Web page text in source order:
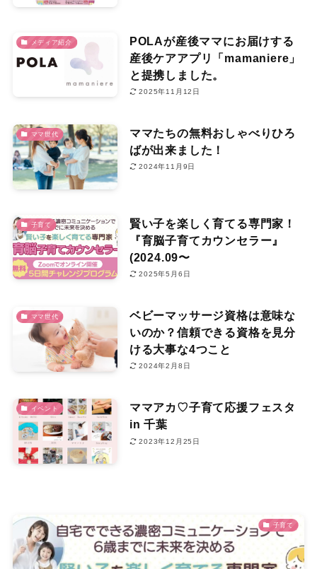
メディア紹介
POLAが産後ママにお届けする
産後ケアアプリ「mamaniere」
と提携しました。
2025年11月12日
ママ世代
ママたちの無料おしゃべりひろ
ばが出来ました！
2024年11月9日
子育て
賢い子を楽しく育てる専門家！
『育脳子育てカウンセラー』
(2024.09〜
2025年5月6日
ママ世代
ベビーマッサージ資格は意味な
いのか？信頼できる資格を見分
ける大事な4つこと
2024年2月8日
イベント
ママアカ♡子育て応援フェスタ
in 千葉
2023年12月25日
子育て